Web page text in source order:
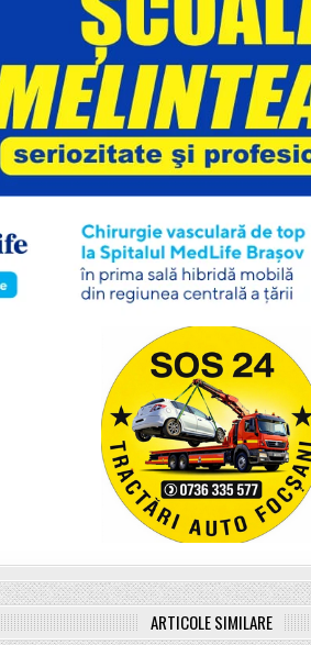
ARTICOLE SIMILARE